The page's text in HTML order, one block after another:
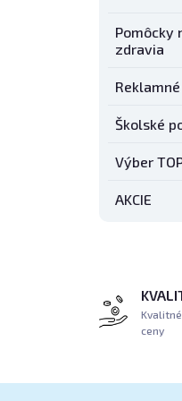
Pomôcky
zdravia
Školské
Výber
AKCIE
ceny